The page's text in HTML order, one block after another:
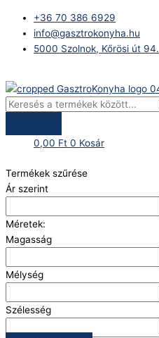
content
+36 70 386 6929
info@gasztrokonyha.hu
5000 Szolnok, Kőrösi út 94.
search
0,00 Ft 0 Kosár
Termékek szűrése
Ár szerint
Méretek:
Magasság
Mélység
Szélesség